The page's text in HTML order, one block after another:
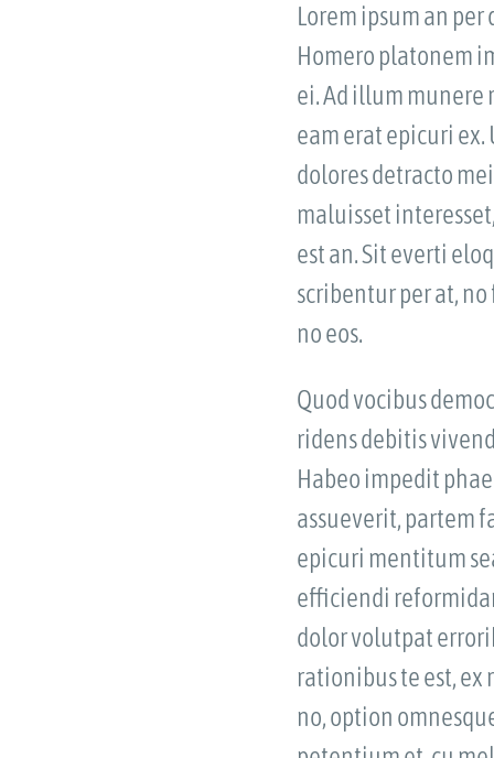
Lorem ipsum an
Homero platonem
ei. Ad illum munere
eam erat epicuri ex.
dolores detracto
maluisset
est an. Sit everti
scribentur per at,
no eos.
Quod vocibus
ridens debitis
Habeo impedit
assueverit, partem
epicuri mentitum
efficiendi
dolor volutpat
rationibus te est, ex
no, option